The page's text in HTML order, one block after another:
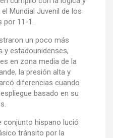
Mundial Juvenil de los
por 11-1.
un poco más
y estadounidenses,
en zona media de la
la presión alta y
diferencias cuando
basado en su
conjunto hispano lució
tránsito por la